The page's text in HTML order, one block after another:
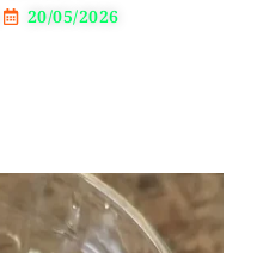
20/05/2026